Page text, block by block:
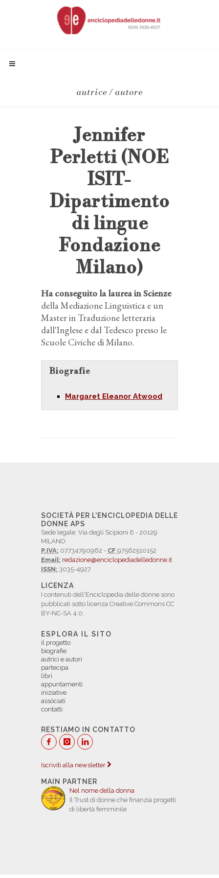
autrice / autore
Jennifer
Perletti (NOE
ISIT-
Dipartimento
di lingue
Fondazione
Milano)
Ha conseguito la laurea in Scienze
della Mediazione Linguistica e un
Master in Traduzione letteraria
dall'Inglese e dal Tedesco presso le
Scuole Civiche di Milano.
Biografie
Margaret Eleanor Atwood
SOCIETÀ PER L'ENCICLOPEDIA DELLE
DONNE APS
Sede legale: Via degli Scipioni 6 - 20129
MILANO
P.IVA: 07734790962 - CF 97562510152
Email: redazione@enciclopediadelledonne.it
ISSN: 3035-4927
LICENZA
I contenuti dell'Enciclopedia delle donne sono
pubblicati sotto licenza Creative Commons CC
BY-NC-SA 4.0.
ESPLORA IL SITO
il progetto
biografie
autrici e autori
partecipa
libri
appuntamenti
iniziative
assòciati
contatti
RESTIAMO IN CONTATTO
Iscriviti alla newsletter
MAIN PARTNER
Nel nome della donna
Il Trust di donne che finanzia progetti
di libertà femminile